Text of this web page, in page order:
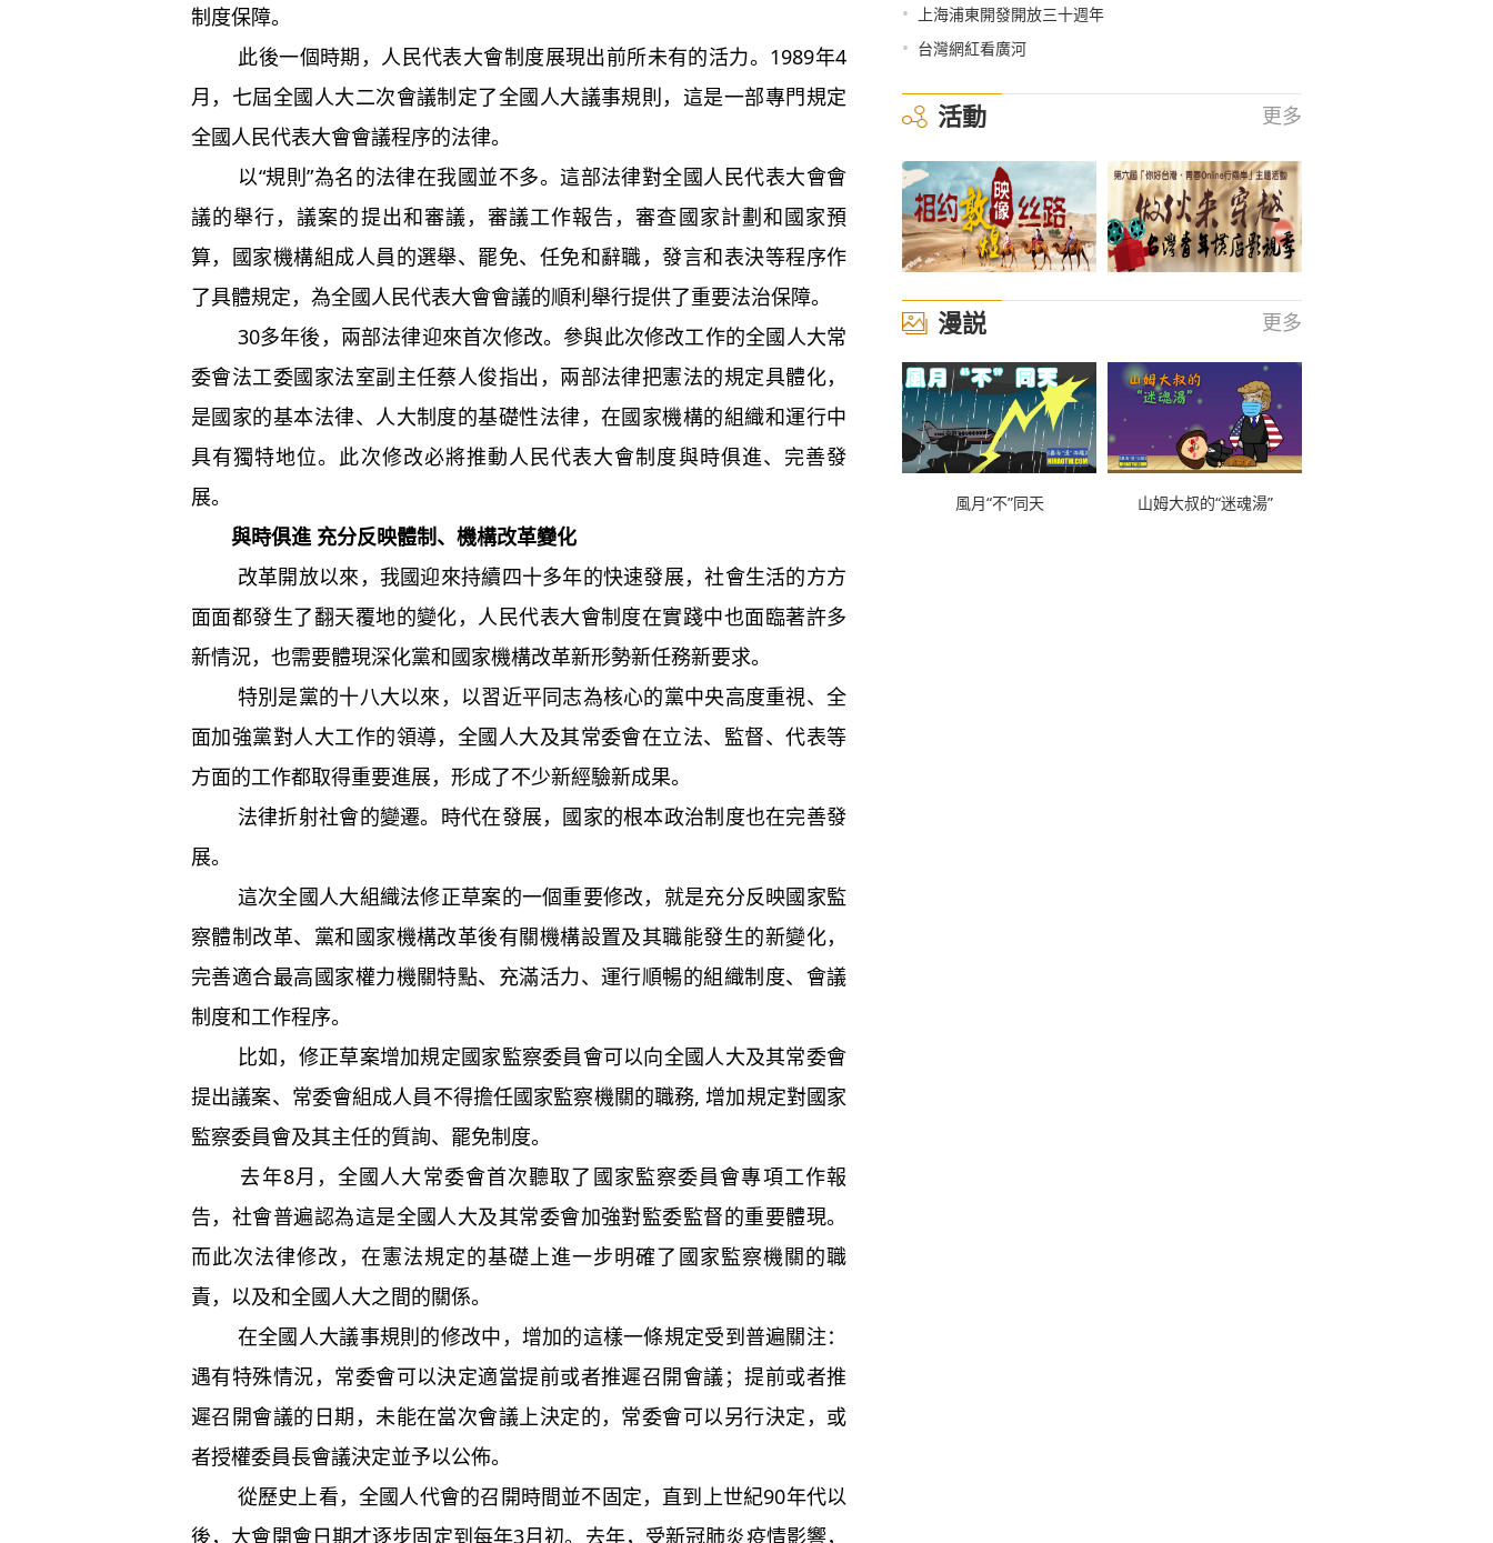
制度保障。
此後一個時期，人民代表大會制度展現出前所未有的活力。1989年4
月，七屆全國人大二次會議制定了全國人大議事規則，這是一部專門規定
全國人民代表大會會議程序的法律。
以“規則”為名的法律在我國並不多。這部法律對全國人民代表大會會
議的舉行，議案的提出和審議，審議工作報告，審查國家計劃和國家預
算，國家機構組成人員的選舉、罷免、任免和辭職，發言和表決等程序作
了具體規定，為全國人民代表大會會議的順利舉行提供了重要法治保障。
30多年後，兩部法律迎來首次修改。參與此次修改工作的全國人大常
委會法工委國家法室副主任蔡人俊指出，兩部法律把憲法的規定具體化，
是國家的基本法律、人大制度的基礎性法律，在國家機構的組織和運行中
具有獨特地位。此次修改必將推動人民代表大會制度與時俱進、完善發
展。
與時俱進 充分反映體制、機構改革變化
改革開放以來，我國迎來持續四十多年的快速發展，社會生活的方方
面面都發生了翻天覆地的變化，人民代表大會制度在實踐中也面臨著許多
新情況，也需要體現深化黨和國家機構改革新形勢新任務新要求。
特別是黨的十八大以來，以習近平同志為核心的黨中央高度重視、全
面加強黨對人大工作的領導，全國人大及其常委會在立法、監督、代表等
方面的工作都取得重要進展，形成了不少新經驗新成果。
法律折射社會的變遷。時代在發展，國家的根本政治制度也在完善發
展。
這次全國人大組織法修正草案的一個重要修改，就是充分反映國家監
察體制改革、黨和國家機構改革後有關機構設置及其職能發生的新變化，
完善適合最高國家權力機關特點、充滿活力、運行順暢的組織制度、會議
制度和工作程序。
比如，修正草案增加規定國家監察委員會可以向全國人大及其常委會
提出議案、常委會組成人員不得擔任國家監察機關的職務, 增加規定對國家
監察委員會及其主任的質詢、罷免制度。
去年8月，全國人大常委會首次聽取了國家監察委員會專項工作報
告，社會普遍認為這是全國人大及其常委會加強對監委監督的重要體現。
而此次法律修改，在憲法規定的基礎上進一步明確了國家監察機關的職
責，以及和全國人大之間的關係。
在全國人大議事規則的修改中，增加的這樣一條規定受到普遍關注：
遇有特殊情況，常委會可以決定適當提前或者推遲召開會議；提前或者推
遲召開會議的日期，未能在當次會議上決定的，常委會可以另行決定，或
者授權委員長會議決定並予以公佈。
從歷史上看，全國人代會的召開時間並不固定，直到上世紀90年代以
後，大會開會日期才逐步固定到每年3月初。去年，受新冠肺炎疫情影響，
• 上海浦東開發開放三十週年
• 台灣網紅看廣河
活動 更多
漫説 更多
風月“不”同天 山姆大叔的“迷魂湯”